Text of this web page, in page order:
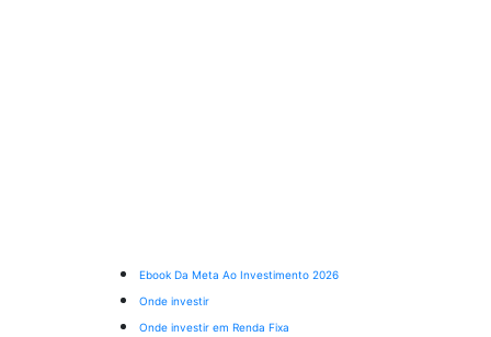
Ebook Da Meta Ao Investimento 2026
Onde investir
Onde investir em Renda Fixa